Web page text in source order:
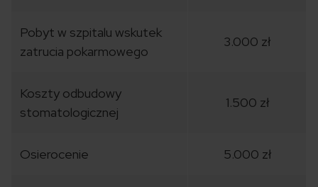
Pobyt w szpitalu wskutek
zatrucia pokarmowego
3.000 zł
Koszty odbudowy
stomatologicznej
1.500 zł
Osierocenie 5.000 zł